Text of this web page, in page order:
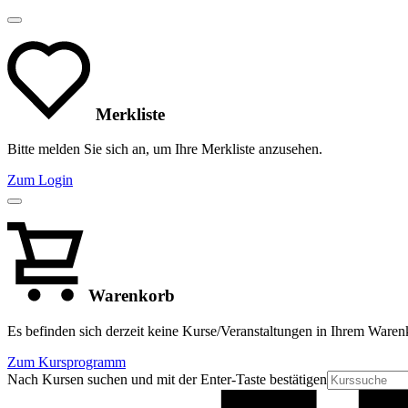
Merkliste
Bitte melden Sie sich an, um Ihre Merkliste anzusehen.
Zum Login
Warenkorb
Es befinden sich derzeit keine Kurse/Veranstaltungen in Ihrem
Zum Kursprogramm
Nach Kursen suchen und mit der Enter-Taste bestätigen